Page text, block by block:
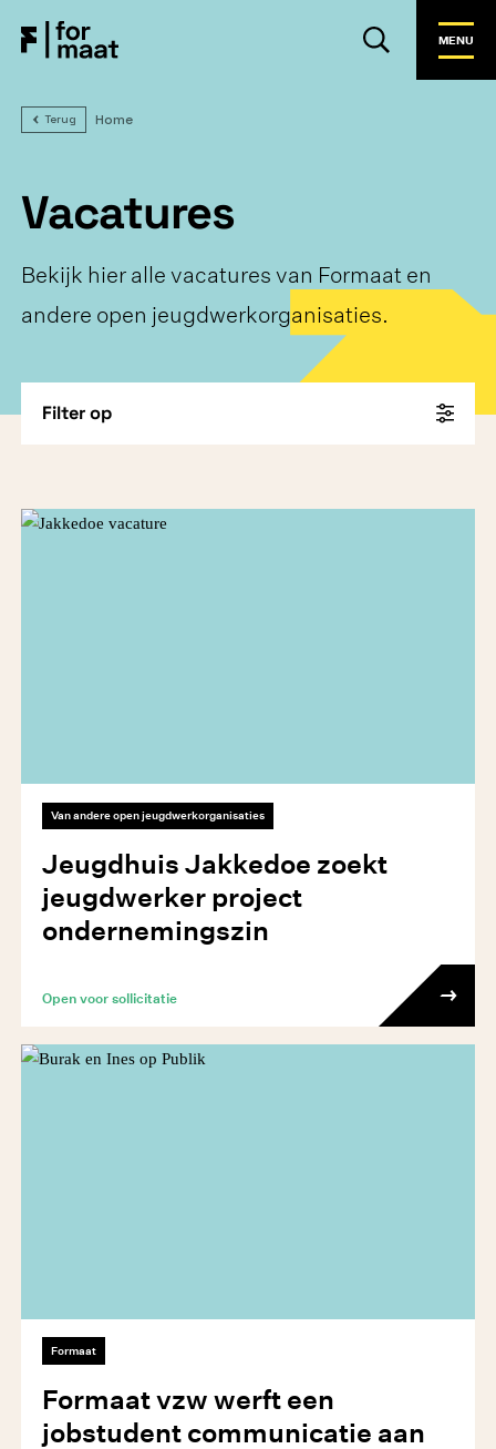
MENU
Terug Home
Vacatures
Bekijk hier alle vacatures van Formaat en
andere open jeugdwerkorganisaties.
Filter op
Van andere open jeugdwerkorganisaties
Jeugdhuis Jakkedoe zoekt
jeugdwerker project
ondernemingszin
Open voor sollicitatie
Formaat
Formaat vzw werft een
jobstudent communicatie aan